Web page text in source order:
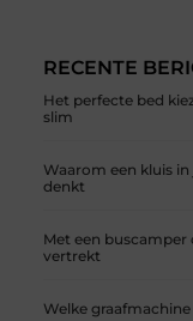
RECENTE
Het perfecte bed
slim
Waarom een kluis
denkt
Met een
vertrekt
Welke